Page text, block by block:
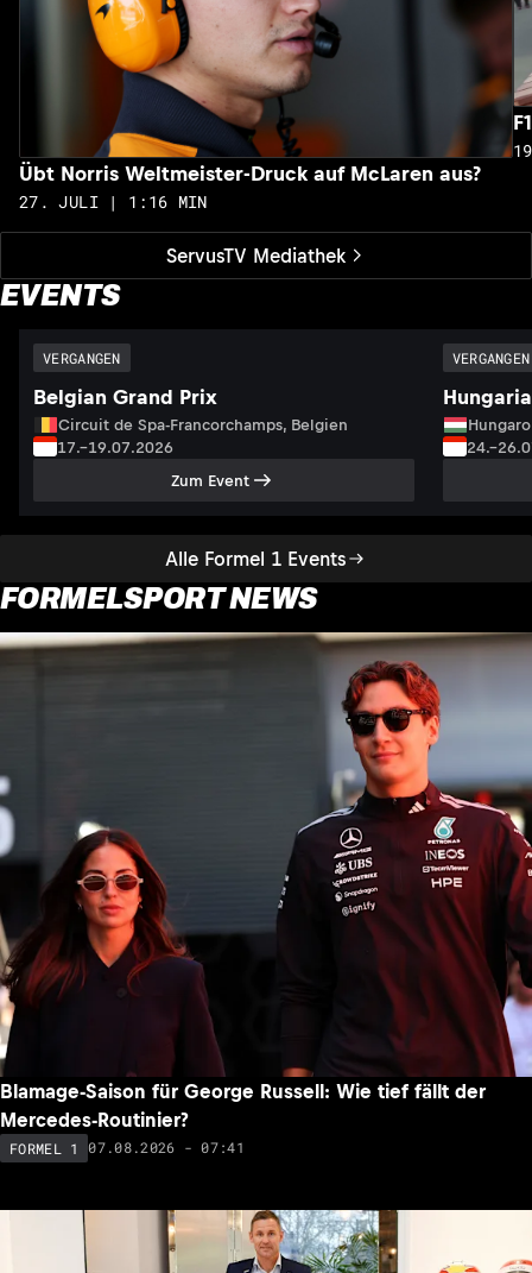
ServusTV Mediathek
Übt Norris Weltmeister-Druck auf McLaren aus?
27. JULI | 1:16 MIN
EVENTS
Alle Formel 1 Events
VERGANGEN
Belgian Grand Prix
Circuit de Spa-Francorchamps, Belgien
17.–19.07.2026
Zum Event
VERGANGEN
FORMELSPORT NEWS
Blamage-Saison für George Russell: Wie tief fällt der
Mercedes-Routinier?
FORMEL 1 07.08.2026 - 07:41